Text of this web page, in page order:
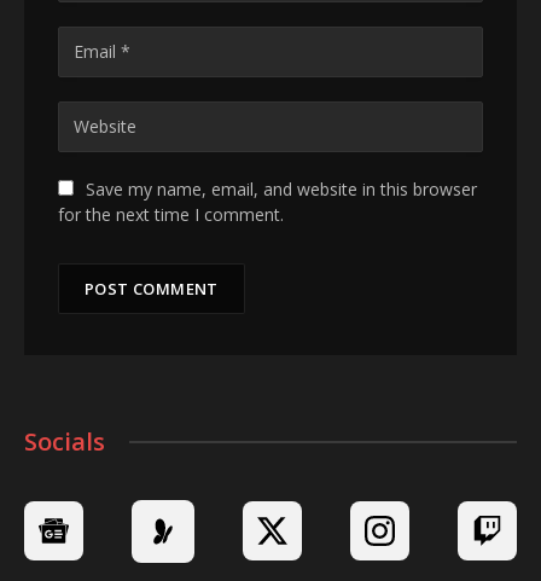
Save my name, email, and website in this browser
for the next time I comment.
Socials